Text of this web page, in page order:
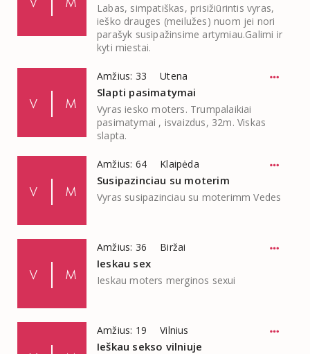
Labas, simpatiškas, prisižiūrintis vyras,
ieško drauges (meilužes) nuom jei nori
parašyk susipažinsime artymiau.Galimi ir
kyti miestai.
Amžius: 33 Utena
Slapti pasimatymai
Vyras iesko moters. Trumpalaikiai
pasimatymai , isvaizdus, 32m. Viskas
slapta.
Amžius: 64 Klaipėda
Susipazinciau su moterim
Vyras susipazinciau su moterimm Vedes
Amžius: 36 Biržai
Ieskau sex
Ieskau moters merginos sexui
Amžius: 19 Vilnius
Ieškau sekso vilniuje